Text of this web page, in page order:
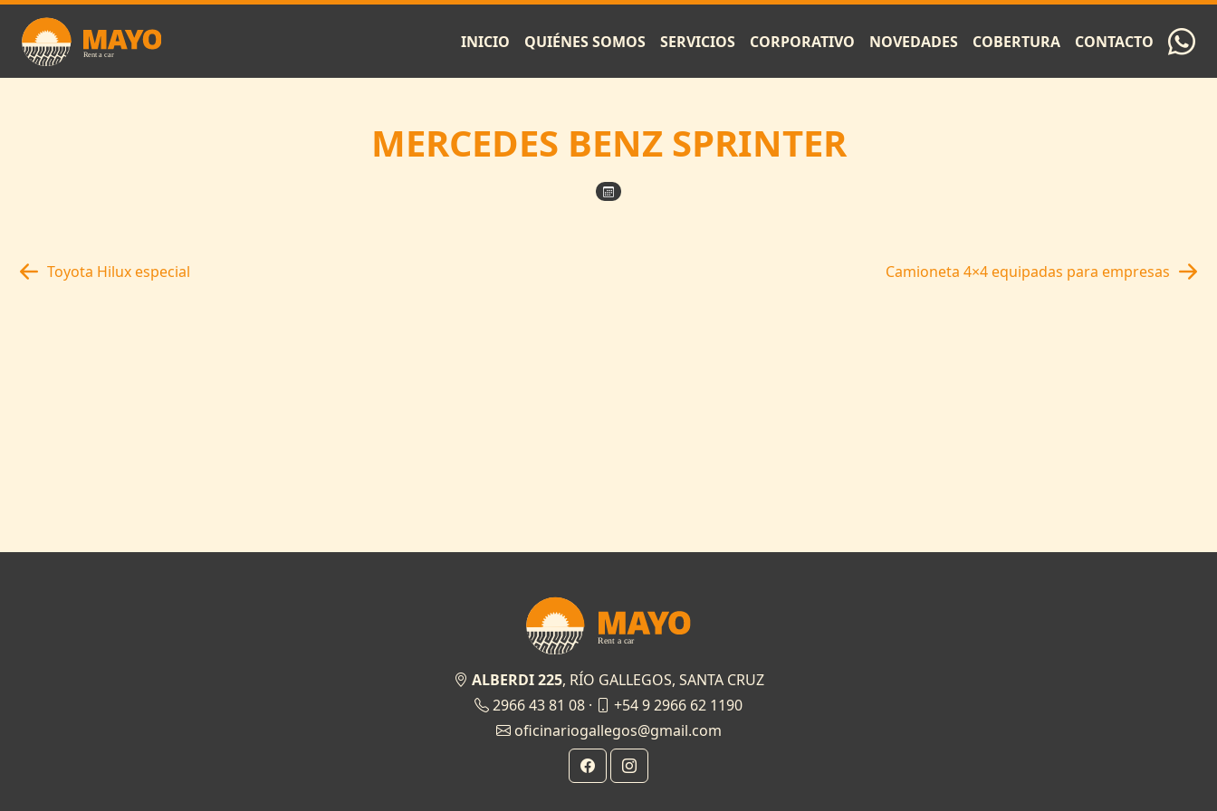
Skip to main content
INICIO
QUIÉNES SOMOS SERVICIOS CORPORATIVO NOVEDADES COBERTURA CONTACTO
MERCEDES BENZ SPRINTER
Toyota Hilux especial Camioneta 4×4 equipadas para empresas
ALBERDI 225, RÍO GALLEGOS, SANTA CRUZ
2966 43 81 08 ·
+54 9 2966 62 1190
oficinariogallegos@gmail.com